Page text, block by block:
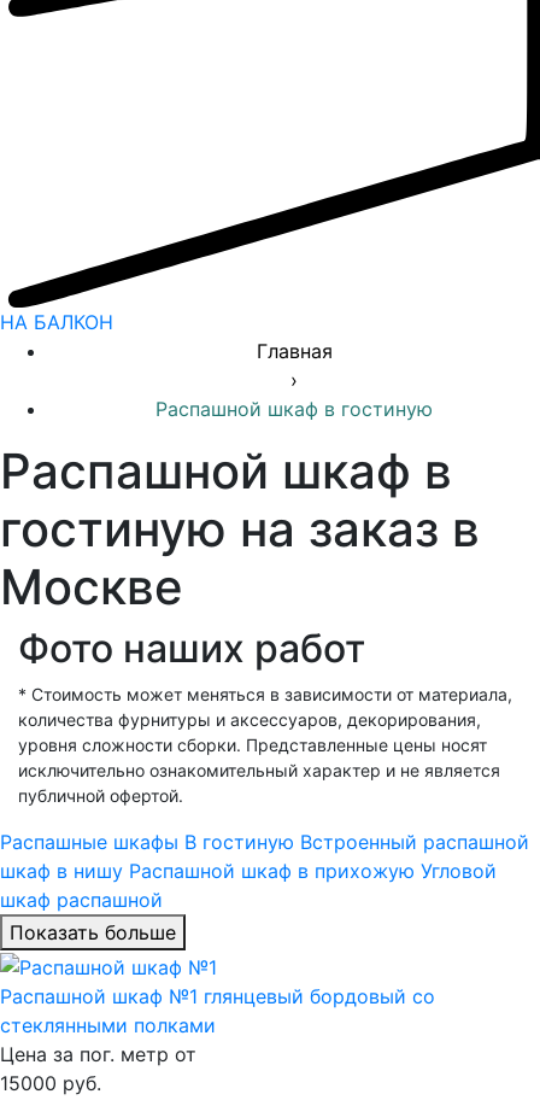
НА БАЛКОН
Главная
›
Распашной шкаф в гостиную
Распашной шкаф в
гостиную на заказ в
Москве
Фото наших работ
* Стоимость может меняться в зависимости от материала,
количества фурнитуры и аксессуаров, декорирования,
уровня сложности сборки. Представленные цены носят
исключительно ознакомительный характер и не является
публичной офертой.
Распашные шкафы В гостиную Встроенный распашной
шкаф в нишу Распашной шкаф в прихожую Угловой
шкаф распашной
Показать больше
Распашной шкаф №1 глянцевый бордовый со
стеклянными полками
Цена за пог. метр от
15000 руб.